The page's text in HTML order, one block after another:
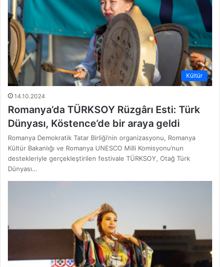
Kültür
14.10.2024
Romanya’da TÜRKSOY Rüzgârı Esti: Türk
Dünyası, Köstence’de bir araya geldi
Romanya Demokratik Tatar Birliği’nin organizasyonu, Romanya
Kültür Bakanlığı ve Romanya UNESCO Milli Komisyonu’nun
destekleriyle gerçekleştirilen festivale TÜRKSOY, Otağ Türk
Dünyası…